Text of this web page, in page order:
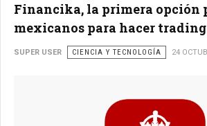
Financika, la primera opción
mexicanos para hacer
SUPER USER CIENCIA Y TECNOLOGÍA 24